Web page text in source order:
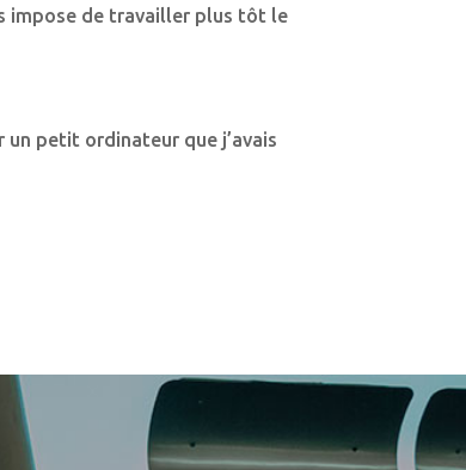
impose de travailler plus tôt le
un petit ordinateur que j’avais